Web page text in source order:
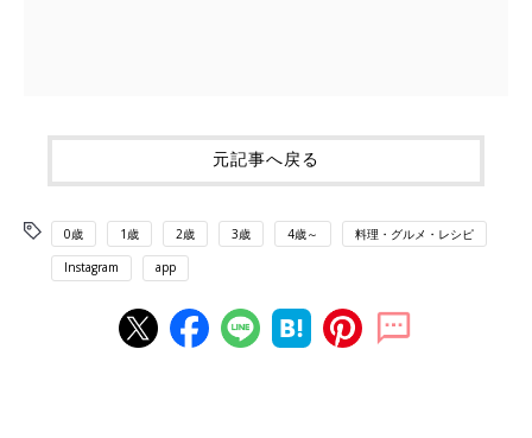
元記事へ戻る
0歳 1歳 2歳 3歳 4歳～ 料理・グルメ・レシピ
Instagram app